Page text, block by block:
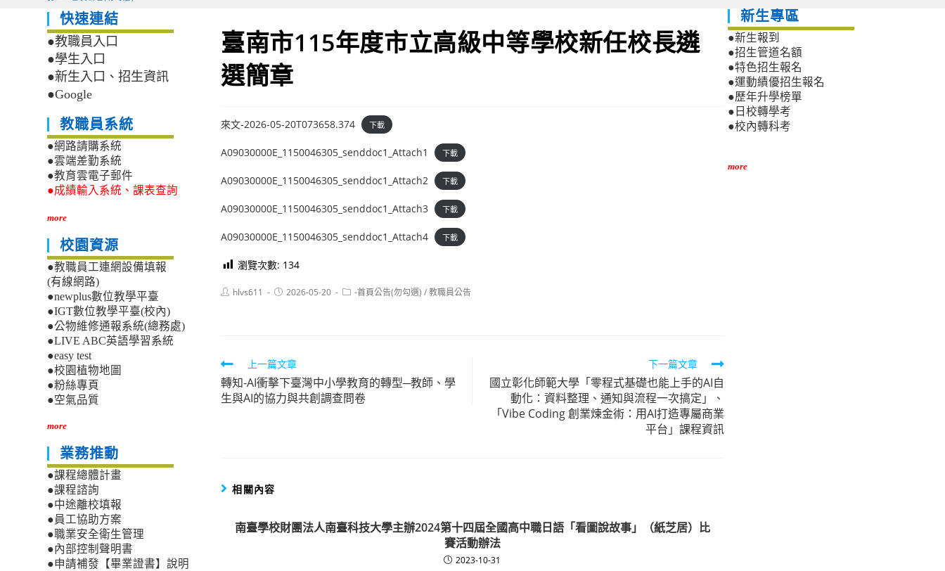
臺南市115年度市立高級中等學校新任校長遴
選簡章
來文-2026-05-20T073658.374 下載
A09030000E_1150046305_senddoc1_Attach1 下載
A09030000E_1150046305_senddoc1_Attach2 下載
A09030000E_1150046305_senddoc1_Attach3 下載
A09030000E_1150046305_senddoc1_Attach4 下載
瀏覽次數: 134
Posthlvs611
Post2026-05-20
Post-首頁公告(勿勾選) /教職員公告
Read
more
articles
上一篇文章
轉知-AI衝擊下臺灣中小學教育的轉型─教師、學
生與AI的協力與共創調查問卷
下一篇文章
國立彰化師範大學「零程式基礎也能上手的AI自
動化：資料整理、通知與流程一次搞定」、
「Vibe Coding 創業煉金術：用AI打造專屬商業
平台」課程資訊
相關內容
南臺學校財團法人南臺科技大學主辦2024第十四屆全國高中職日語「看圖說故事」（紙芝居）比
賽活動辦法
2023-10-31
快速連結
●教職員入口
●學生入口
●新生入口、招生資訊
●Google
教職員系統
●網路請購系統
●雲端差勤系統
●教育雲電子郵件
●成績輸入系統、課表查詢
more
校園資源
●教職員工連網設備填報
(有線網路)
●newplus數位教學平臺
●IGT數位教學平臺(校內)
●公物維修通報系統(總務處)
●LIVE ABC英語學習系統
●easy test
●校園植物地圖
●粉絲專頁
●空氣品質
more
業務推動
●課程總體計畫
●課程諮詢
●中途離校填報
●員工協助方案
●職業安全衛生管理
●內部控制聲明書
●申請補發【畢業證書】說明
新生專區
●新生報到
●招生管道名額
●特色招生報名
●運動績優招生報名
●歷年升學榜單
●日校轉學考
●校內轉科考
more